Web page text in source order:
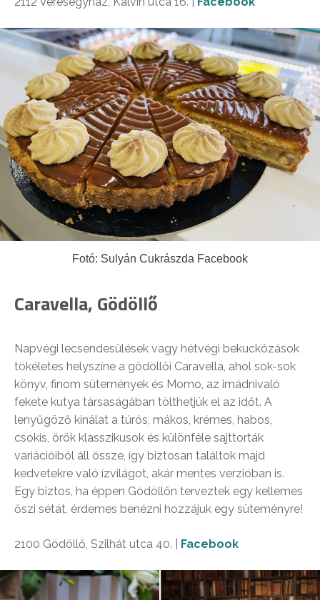
Fotó: Sulyán Cukrászda Facebook
Caravella, Gödöllő
Napvégi lecsendesülések vagy hétvégi bekuckózások
tökéletes helyszíne a gödöllői Caravella, ahol sok-sok
könyv, finom sütemények és Momo, az imádnivaló
fekete kutya társaságában tölthetjük el az időt. A
lenyűgöző kínálat a túrós, mákos, krémes, habos,
csokis, örök klasszikusok és különféle sajttorták
variációiból áll össze, így biztosan találtok majd
kedvetekre való ízvilágot, akár mentes verzióban is.
Egy biztos, ha éppen Gödöllőn terveztek egy kellemes
őszi sétát, érdemes benézni hozzájuk egy süteményre!
2100 Gödöllő, Szilhát utca 40. | Facebook